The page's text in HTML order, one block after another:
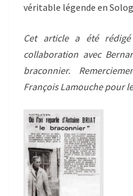
véritable légende en
Cet article a été
collaboration avec
braconnier.
François Lamouche pour